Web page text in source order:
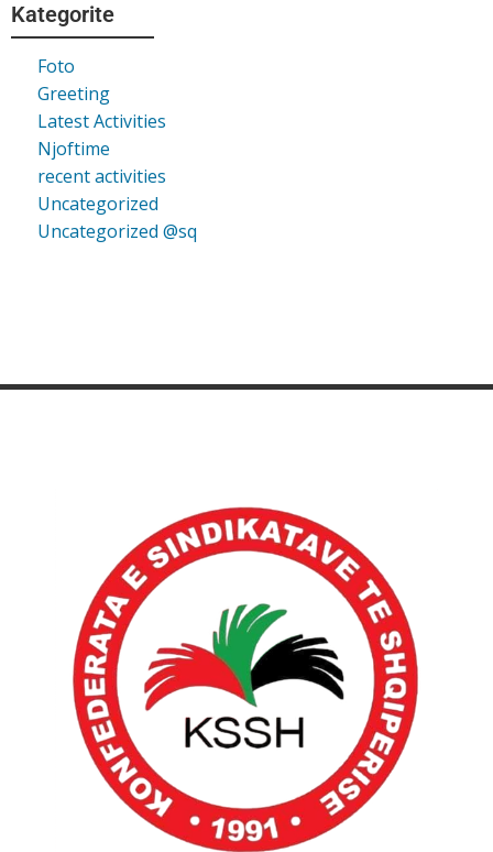
Kategorite
Foto
Greeting
Latest Activities
Njoftime
recent activities
Uncategorized
Uncategorized @sq